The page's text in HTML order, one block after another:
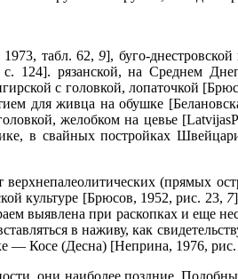
табл. 62,9], буго-
124]. рязанской, на Среднем
с головкой, лопаточкой
для живца на обушке
желобком на цевье
в свайных постройках
(прямых
культуре [Брюсов, 1952, рис. 23, 7
выявлена при раскопках и еще
в наживу, как
Косе (Десна) [Неприна, 1976,